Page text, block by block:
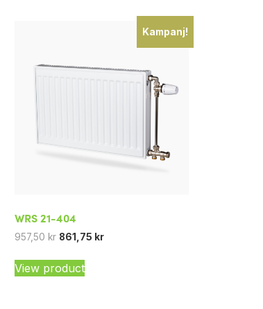
Kampanj!
WRS 21-404
957,50 kr 861,75 kr
View product